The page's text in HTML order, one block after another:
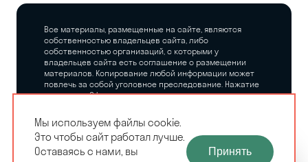
Все материалы, размещенные на сайте, являются
собственностью владельцев сайта, либо
собственностью организаций, с которыми у
владельцев сайта есть соглашение о размещении
материалов. Копирование любой информации может
повлечь за собой уголовное преследование. Нажатие
на кнопку «Оформить заказ», а также последующее
владельцев сайта никаких обязательств.
ЗАМЕРЩИК-
РАСЧЕТ КУХНИ
Мы используем файлы cookie.
Это чтобы сайт работал лучше.
Оставаясь с нами, вы
Принять